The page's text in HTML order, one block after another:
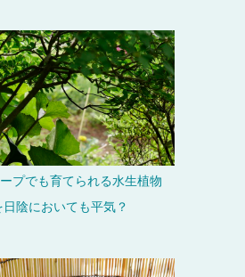
プでも育てられる水生植物
陰においても平気？